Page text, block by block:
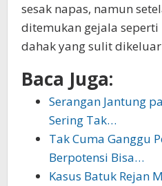
sesak napas, namun
ditemukan gejala
dahak yang sulit
Baca Juga:
Serangan Jantung
Sering Tak…
Tak Cuma Ganggu
Berpotensi Bisa…
Kasus Batuk Rejan